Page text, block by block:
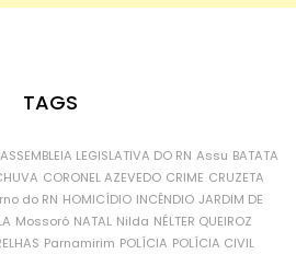
TAGS
ASSEMBLEIA LEGISLATIVA DO RN Assu BATATA
CORONEL AZEVEDO CRIME CRUZETA
do RN HOMICÍDIO INCÊNDIO JARDIM DE
Mossoró NATAL Nilda NÉLTER QUEIROZ
Parnamirim POLÍCIA POLÍCIA CIVIL